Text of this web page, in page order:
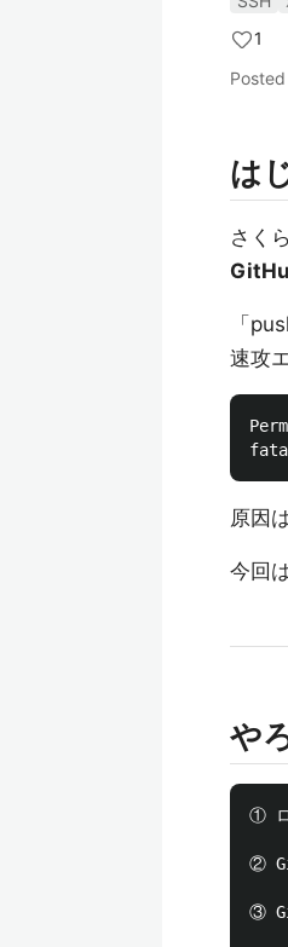
1
は
さく
「
速攻
原因
今回
や
① ロ
②
③